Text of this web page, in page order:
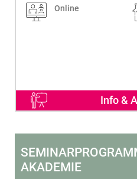
Online
Info &
AKADEMIE